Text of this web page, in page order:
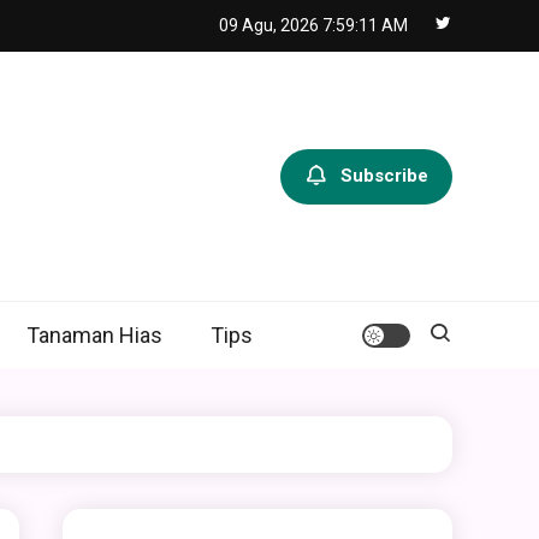
09 Agu, 2026 7:59:13 AM
Subscribe
Tanaman Hias Tips